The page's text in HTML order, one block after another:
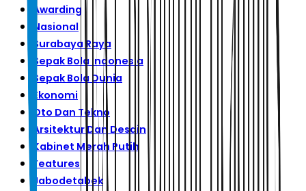
Awarding
Nasional
Surabaya Raya
Sepak Bola Indonesia
Sepak Bola Dunia
Ekonomi
Oto Dan Tekno
Arsitektur Dan Desain
Kabinet Merah Putih
Features
Jabodetabek